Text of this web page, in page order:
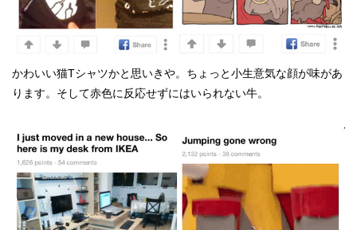
かわいい猫Tシャツかと思いきや。ちょっと小生意気な顔が味があ
ります。そして赤色に反応せずにはいられない牛。